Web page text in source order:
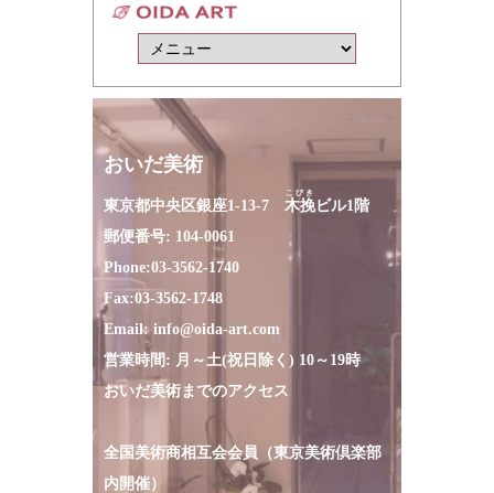
おいだ美術
東京都中央区銀座1-13-7 木挽
こびき
ビル1階
郵便番号: 104-0061
Phone:03-3562-1740
Fax:03-3562-1748
Email: info@oida-art.com
営業時間: 月～土(祝日除く) 10～19時
おいだ美術までのアクセス
全国美術商相互会会員（東京美術倶楽部
内開催）